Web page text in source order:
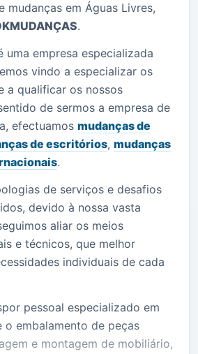
mudanças em Águas Livres,
MUDANÇAS.
uma empresa especializada
vindo a especializar os
a qualificar os nossos
de sermos a empresa de
efectuamos mudanças de
de escritórios, mudanças
.
de serviços e desafios
devido à nossa vasta
aliar os meios
e técnicos, que melhor
individuais de cada
pessoal especializado em
o embalamento de peças
e montagem de mobiliário,